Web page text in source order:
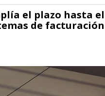
el plazo hasta
de facturación